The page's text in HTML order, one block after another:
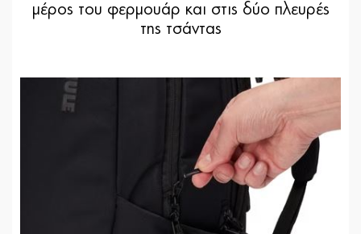
μέρος του φερμουάρ και στις δύο πλευρές
της τσάντας